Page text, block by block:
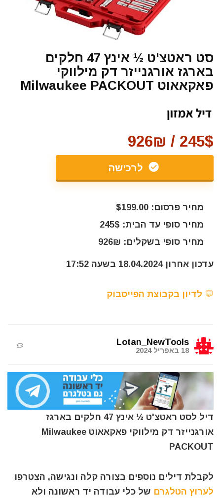
סט ראטצ'ט ½ אינץ 47 חלקים
בארגז אורגנייזר דק מילווקי
פאקאאוט Milwaukee PACKOUT
245$ / 926₪
לרכישה
מחיר פרסום: $199.00
מחיר סופי עד הבית: 245$
מחיר סופי בשקלים: 926₪
עדכון אחרון 18.04.2024 בשעה 17:52
💬 לדיון בקבוצת הפייסבוק
Lotan_NewTools
18 באפריל 2024
דיל לסט ראטצ'ט ½ אינץ 47 חלקים בארגז
אורגנייזר דק מילווקי פאקאאוט Milwaukee
PACKOUT
לקבלת דילים נוספים בצורה קלה ונגישה, הצטרפו
לערוץ הטלגרם של כלי עבודה יד ראשונה ולא